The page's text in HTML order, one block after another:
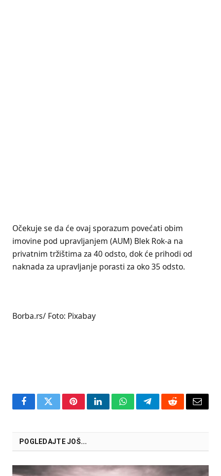
Očekuje se da će ovaj sporazum povećati obim
imovine pod upravljanjem (AUM) Blek Rok-a na
privatnim tržištima za 40 odsto, dok će prihodi od
naknada za upravljanje porasti za oko 35 odsto.
Borba.rs/ Foto: Pixabay
FacebookTwitterPinterestLinkedInWhatsAppTelegramRedditEmail
POGLEDAJTE JOŠ...